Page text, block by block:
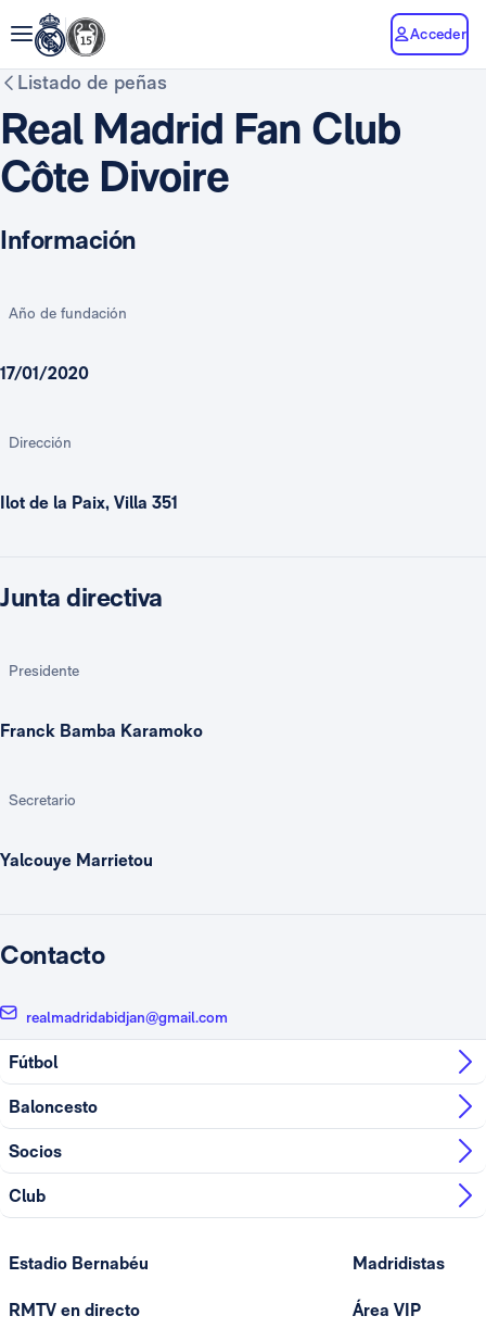
Acceder
Listado de peñas
Real Madrid Fan Club
Côte Divoire
Información
Año de fundación
17/01/2020
Dirección
Ilot de la Paix, Villa 351
Junta directiva
Presidente
Franck Bamba Karamoko
Secretario
Yalcouye Marrietou
Contacto
realmadridabidjan@gmail.com
Fútbol
Baloncesto
Socios
Club
Estadio Bernabéu
RMTV en directo
Madridistas
Área VIP